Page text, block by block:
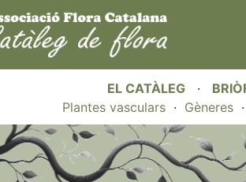
EL CATÀLEG ·
Plantes vasculars· Gèneres